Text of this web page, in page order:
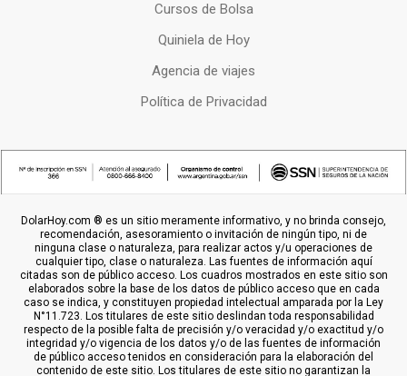
Cursos de Bolsa
Quiniela de Hoy
Agencia de viajes
Política de Privacidad
DolarHoy.com ® es un sitio meramente informativo, y no brinda consejo,
recomendación, asesoramiento o invitación de ningún tipo, ni de
ninguna clase o naturaleza, para realizar actos y/u operaciones de
cualquier tipo, clase o naturaleza. Las fuentes de información aquí
citadas son de público acceso. Los cuadros mostrados en este sitio son
elaborados sobre la base de los datos de público acceso que en cada
caso se indica, y constituyen propiedad intelectual amparada por la Ley
N°11.723. Los titulares de este sitio deslindan toda responsabilidad
respecto de la posible falta de precisión y/o veracidad y/o exactitud y/o
integridad y/o vigencia de los datos y/o de las fuentes de información
de público acceso tenidos en consideración para la elaboración del
contenido de este sitio. Los titulares de este sitio no garantizan la